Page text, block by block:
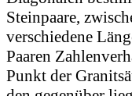
Steinpaare,
verschiedene
Paaren
Punkt der